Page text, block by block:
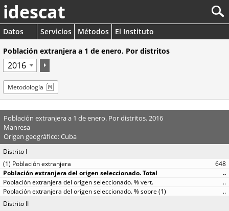
idescat
Datos Servicios Métodos
El Instituto
Población extranjera a 1 de enero. Por distritos
Metodología
Población extranjera a 1 de enero. Por distritos. 2016
Manresa
Origen geográfico: Cuba
Distrito I
648
..
..
..
Distrito II